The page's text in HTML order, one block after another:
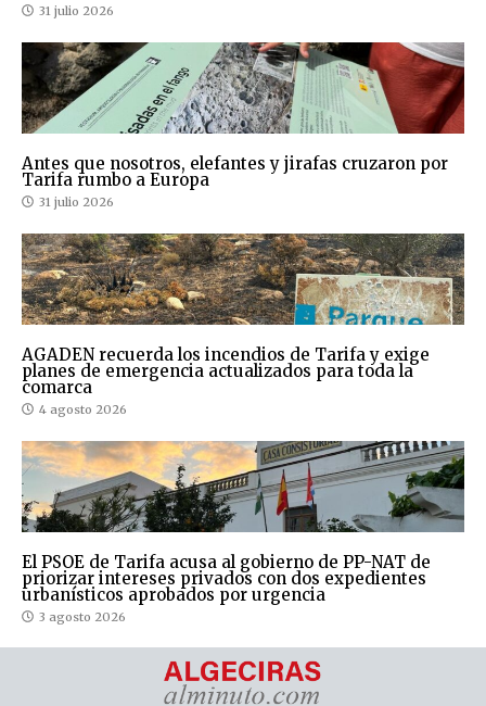
31 julio 2026
Antes que nosotros, elefantes y jirafas cruzaron por
Tarifa rumbo a Europa
31 julio 2026
AGADEN recuerda los incendios de Tarifa y exige
planes de emergencia actualizados para toda la
comarca
4 agosto 2026
El PSOE de Tarifa acusa al gobierno de PP-NAT de
priorizar intereses privados con dos expedientes
urbanísticos aprobados por urgencia
3 agosto 2026